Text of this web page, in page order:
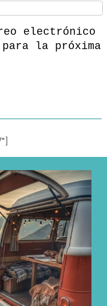
electrónico
para la próxima